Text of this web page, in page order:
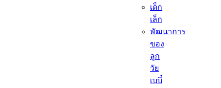
เด็ก
เล็ก​
พัฒนาการ
ของ
ลูก
วัย
เบบี๋